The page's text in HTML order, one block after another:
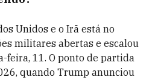
Unidos e o Irã está no
militares abertas e escalou
feira, 11. O ponto de partida
quando Trump anunciou